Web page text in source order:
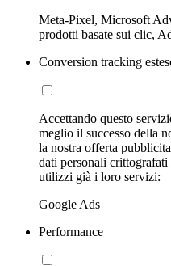
Meta-Pixel, Microsoft
prodotti basate sui clic,
Conversion tracking
Accettando questo
meglio il successo della
la nostra offerta
dati personali
utilizzi già i loro servizi:
Google Ads
Performance